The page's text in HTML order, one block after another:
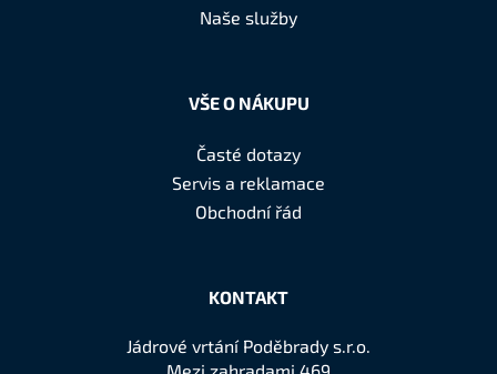
Naše služby
VŠE O NÁKUPU
Časté dotazy
Servis a reklamace
Obchodní řád
KONTAKT
Jádrové vrtání Poděbrady s.r.o.
Mezi zahradami 469